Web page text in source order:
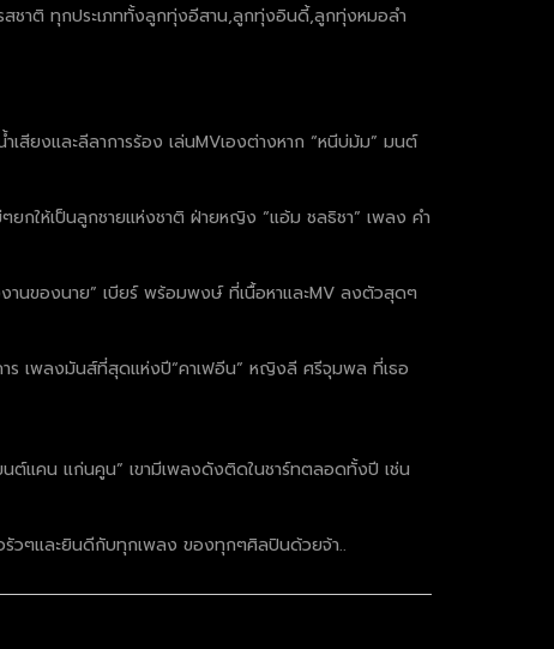
ชาติ ทุกประเภททั้งลูกทุ่งอีสาน,ลูกทุ่งอินดี้,ลูกทุ่งหมอลำ
ยงและลีลาการร้อง เล่นMVเองต่างหาก “หนีบ่ม้ม” มนต์
กให้เป็นลูกชายแห่งชาติ ฝ่ายหญิง “แอ้ม ชลธิชา” เพลง คำ
านของนาย” เบียร์ พร้อมพงษ์ ที่เนื้อหาและMV ลงตัวสุดๆ
เพลงมันส์ที่สุดแห่งปี“คาเฟอีน” หญิงลี ศรีจุมพล ที่เธอ
แคน แก่นคูน” เขามีเพลงดังติดในชาร์ทตลอดทั้งปี เช่น
วๆและยินดีกับทุกเพลง ของทุกๆศิลปินด้วยจ้า..